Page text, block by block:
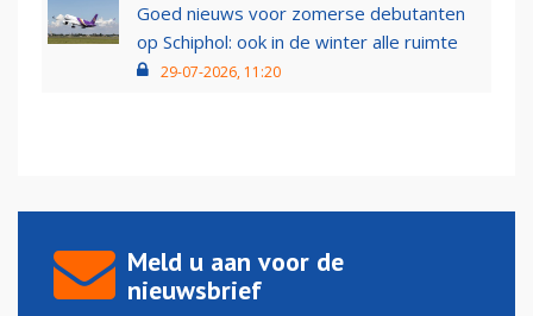
Goed nieuws voor zomerse debutanten
op Schiphol: ook in de winter alle ruimte
29-07-2026, 11:20
Meld u aan voor de
nieuwsbrief